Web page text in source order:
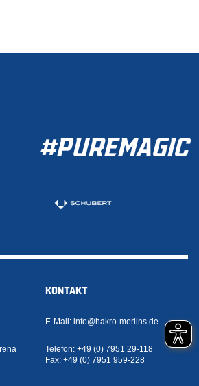
#PUREMAGIC
KONTAKT
E-Mail: info@hakro-merlins.de
Telefon: +49 (0) 7951 29-118
Fax: +49 (0) 7951 959-228